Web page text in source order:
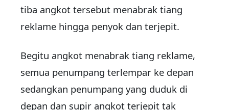
tiba angkot tersebut menabrak tiang
reklame hingga penyok dan terjepit.
Begitu angkot menabrak tiang reklame,
semua penumpang terlempar ke depan
sedangkan penumpang yang duduk di
depan dan supir angkot terjepit tak